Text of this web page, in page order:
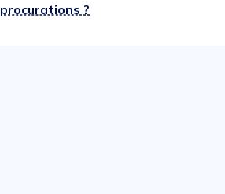
procurations ?